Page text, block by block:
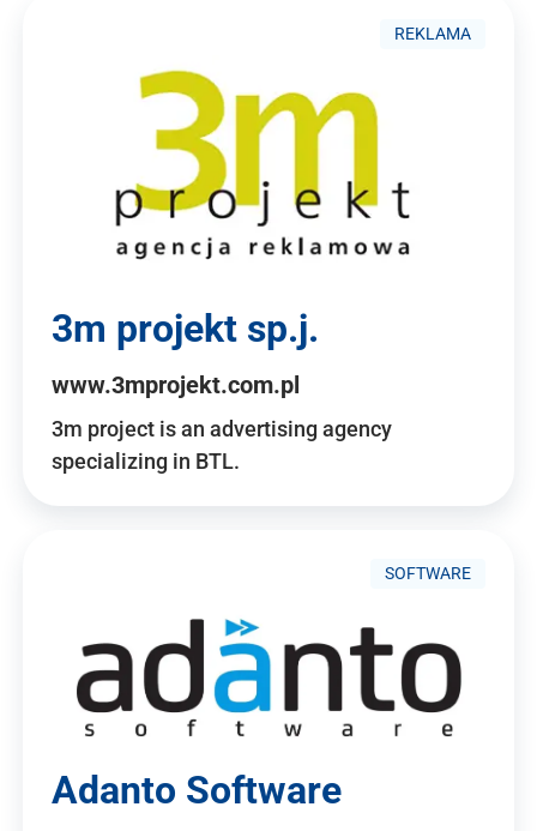
REKLAMA
3m projekt sp.j.
www.3mprojekt.com.pl
3m project is an advertising agency
specializing in BTL.
SOFTWARE
Adanto Software